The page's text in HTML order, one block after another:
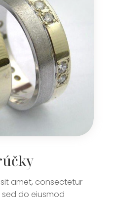
amet, consectetur
do eiusmod